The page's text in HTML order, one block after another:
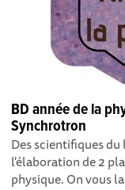
BD année de la
Synchrotron
Des scientifiques
l'élaboration de 2
physique. On vous